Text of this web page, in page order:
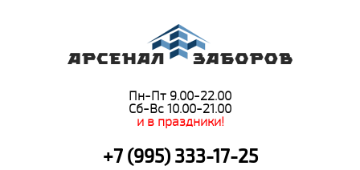
Пн-Пт 9.00-22.00
Сб-Вс 10.00-21.00
и в праздники!
+7 (995) 333-17-25